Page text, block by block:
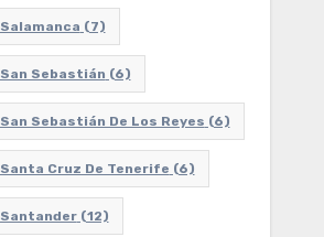
Salamanca (7)
San Sebastián (6)
San Sebastián De Los Reyes (6)
Santa Cruz De Tenerife (6)
Santander(12)